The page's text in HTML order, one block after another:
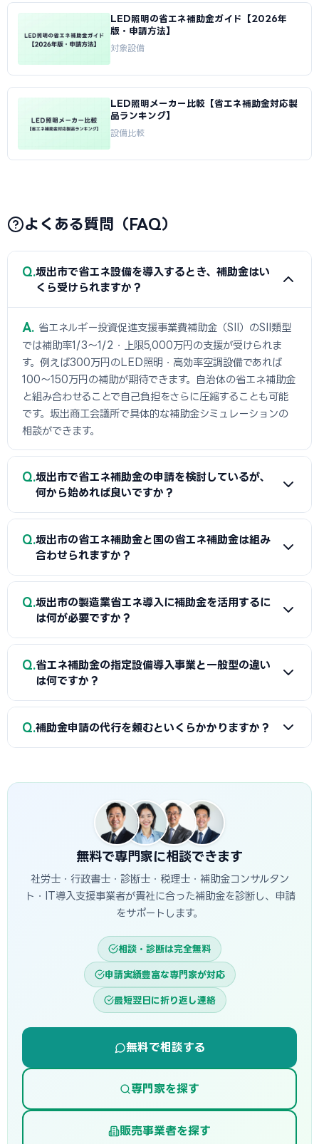
LED照明の省エネ補助金ガイド【2026年
版・申請方法】
対象設備
LED照明メーカー比較【省エネ補助金対応製
品ランキング】
設備比較
よくある質問（FAQ）
Q 坂出市で省エネ設備を導入するとき、補助金はい
くら受けられますか？
A
省エネルギー投資促進支援事業費補助金（SII）のSII類型
では補助率1/3〜1/2・上限5,000万円の支援が受けられま
す。例えば300万円のLED照明・高効率空調設備であれば
100〜150万円の補助が期待できます。自治体の省エネ補助金
と組み合わせることで自己負担をさらに圧縮することも可能
です。坂出商工会議所で具体的な補助金シミュレーションの
相談ができます。
Q 坂出市で省エネ補助金の申請を検討しているが、
何から始めれば良いですか？
A
まずは省エネ診断（無料または費用補助あり）を受けて
エネルギー使用状況を把握することが第一歩です。次に坂出
用について相談し、GビズIDプライムの取得（2〜3週間必
要）を並行して進めましょう。公募スケジュールに合わせた準
備が採択への近道です。
Q 坂出市の省エネ補助金と国の省エネ補助金は組み
合わせられますか？
A
経費項目が重複しなければ坂出市（または都道府県）の省
エネ補助金と国のSII補助金の併用が可能です。例えば太陽光
る組み合わせが一般的です。坂出商工会議所で最適な経費配
分の事前確認をお勧めします。
Q 坂出市の製造業省エネ導入に補助金を活用するに
は何が必要ですか？
A
省エネ補助金（SII類型）の申請に必要な基本書類は、G
ビズIDプライム・省エネ計算書（現状比較）・設備メーカー
メーカーまたは省エネ診断機関の協力が必要です。坂出商工
会議所で対象設備・申請書類の確認と診断機関の紹介を受け
Q 省エネ補助金の指定設備導入事業と一般型の違い
は何ですか？
A
指定設備導入事業は事前登録された省エネ設備から選ぶ
Q 補助金申請の代行を頼むといくらかかりますか？
す。当サイトでは坂出市に対応した専門家を無料でご紹介して
無料で専門家に相談できます
社労士・行政書士・診断士・税理士・補助金コンサルタン
ト・IT導入支援事業者が貴社に合った補助金を診断し、申請
をサポートします。
相談・診断は完全無料
申請実績豊富な専門家が対応
最短翌日に折り返し連絡
無料で相談する
専門家を探す
販売事業者を探す